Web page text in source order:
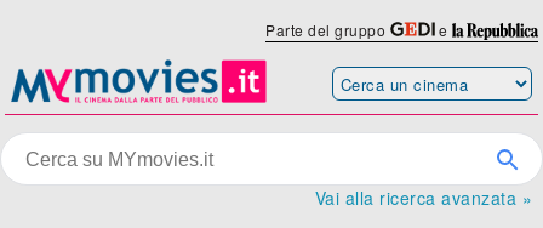
Parte del gruppo e
Vai alla ricerca avanzata »